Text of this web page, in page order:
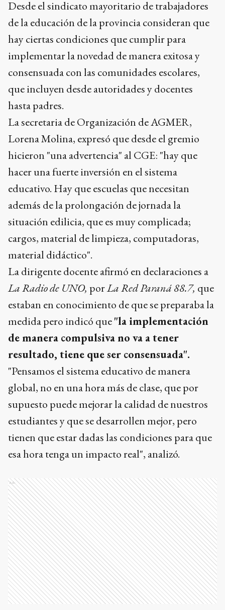
Desde el sindicato mayoritario de trabajadores
de la educación de la provincia consideran que
hay ciertas condiciones que cumplir para
implementar la novedad de manera exitosa y
consensuada con las comunidades escolares,
que incluyen desde autoridades y docentes
hasta padres.
La secretaria de Organización de AGMER,
Lorena Molina, expresó que desde el gremio
hicieron "una advertencia" al CGE: "hay que
hacer una fuerte inversión en el sistema
educativo. Hay que escuelas que necesitan
además de la prolongación de jornada la
situación edilicia, que es muy complicada;
cargos, material de limpieza, computadoras,
material didáctico".
La dirigente docente afirmó en declaraciones a
La Radio de UNO, porLa Red Paraná 88.7, que
estaban en conocimiento de que se preparaba la
medida pero indicó que"la implementación
de manera compulsiva no va a tener
resultado, tiene que ser consensuada".
"Pensamos el sistema educativo de manera
global, no en una hora más de clase, que por
supuesto puede mejorar la calidad de nuestros
estudiantes y que se desarrollen mejor, pero
tienen que estar dadas las condiciones para que
esa hora tenga un impacto real", analizó.
Ads